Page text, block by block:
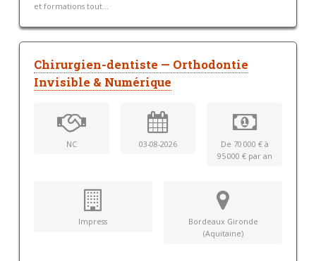
et formations tout...
Chirurgien-dentiste — Orthodontie
Invisible & Numérique
NC 03-08-2026
De 70 000 € à
95 000 € par an
Impress
Bordeaux Gironde
(Aquitaine)